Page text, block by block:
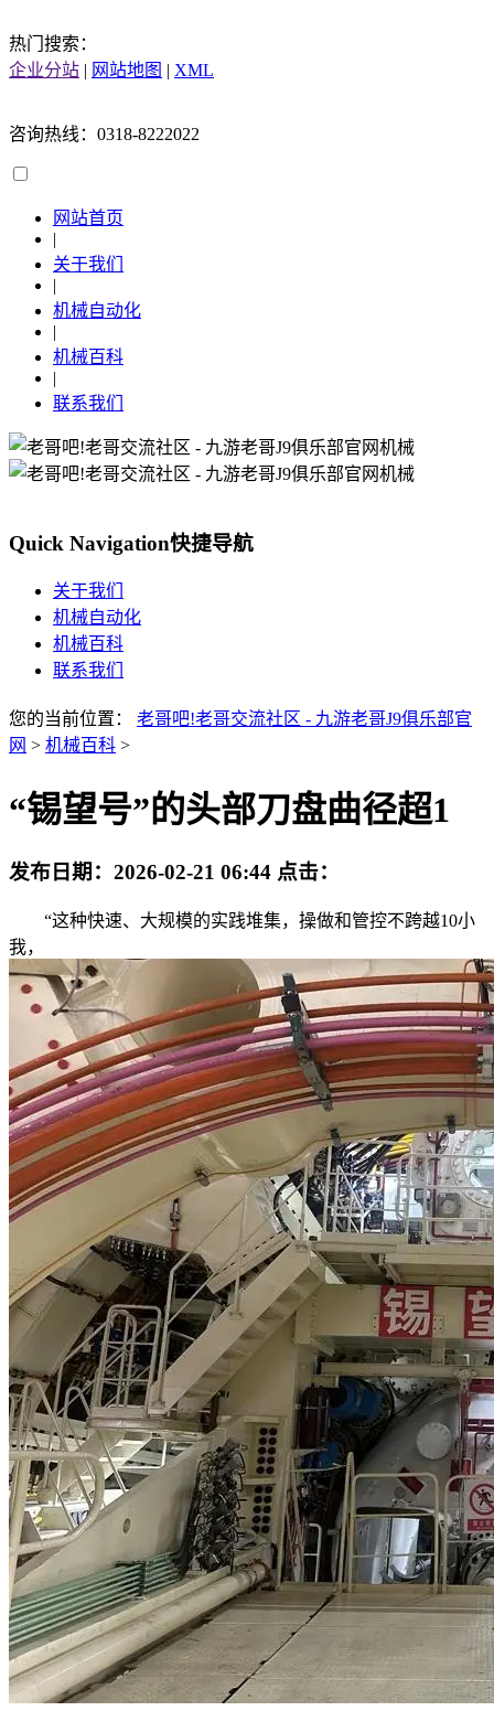
热门搜索：
企业分站 | 网站地图 | XML
咨询热线：0318-8222022
网站首页
|
关于我们
|
机械自动化
|
机械百科
|
联系我们
Quick Navigation快捷导航
关于我们
机械自动化
机械百科
联系我们
您的当前位置： 老哥吧!老哥交流社区 - 九游老哥J9俱乐部官
网 > 机械百科 >
“锡望号”的头部刀盘曲径超1
发布日期： 2026-02-21 06:44 点击：
“这种快速、大规模的实践堆集，操做和管控不跨越10小
我，